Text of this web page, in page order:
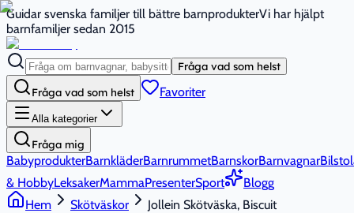
Guidar svenska familjer till bättre barnprodukterVi har hjälpt
barnfamiljer sedan 2015
Fråga vad som helst
Fråga vad som helst Favoriter
Alla kategorier
Fråga mig
BabyprodukterBarnkläderBarnrummetBarnskorBarnvagnar
& HobbyLeksakerMammaPresenterSport
Blogg
Hem
Skötväskor Jollein Skötväska, Biscuit